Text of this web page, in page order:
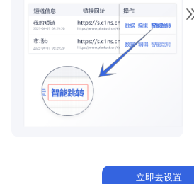
立即去设置